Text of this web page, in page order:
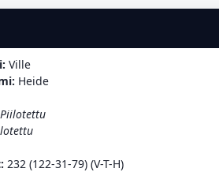
Ville
Heide
Piilotettu
232 (122-31-79) (V-T-H)